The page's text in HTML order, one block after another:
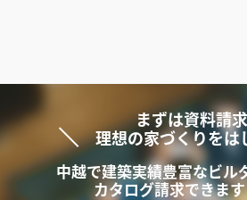
まずは資料請求
理想の家づくりをは
中越で建築実績豊富なビル
カタログ請求できます